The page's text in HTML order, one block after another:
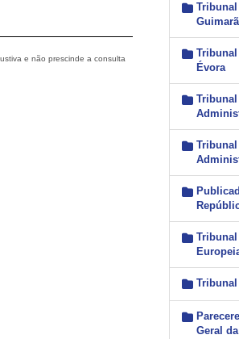
e não prescinde a consulta
Tribunal
Tribunal
Évora
Tribunal
Tribunal
Tribunal
Geral